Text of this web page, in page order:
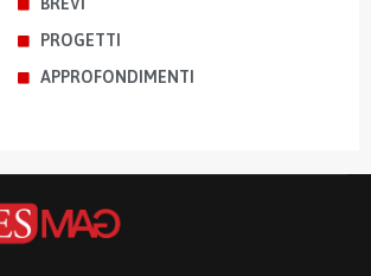
BREVI
PROGETTI
APPROFONDIMENTI